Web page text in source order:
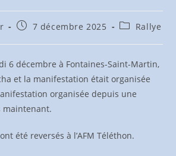
Publication
7 décembre 2025
PostRallye
6 décembre à Fontaines-Saint-Martin,
et la manifestation était organisée
organisée depuis une
maintenant.
été reversés à l’AFM Téléthon.